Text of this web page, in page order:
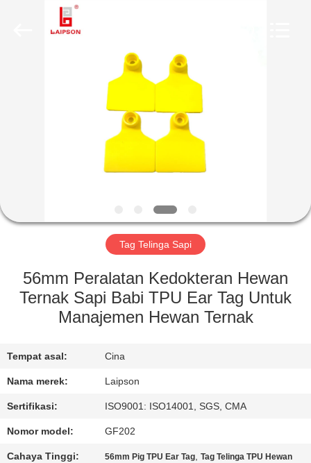
TUR
KONTROL
KUALITAS
HUBUNGI
KAMI
BERITA
Tag Telinga Sapi
56mm Peralatan Kedokteran Hewan
Ternak Sapi Babi TPU Ear Tag Untuk
Manajemen Hewan Ternak
Tempat asal: Cina
Nama merek: Laipson
Sertifikasi: ISO9001: ISO14001, SGS, CMA
Nomor model: GF202
Cahaya Tinggi: 56mm Pig TPU Ear Tag,Tag Telinga TPU Hewan